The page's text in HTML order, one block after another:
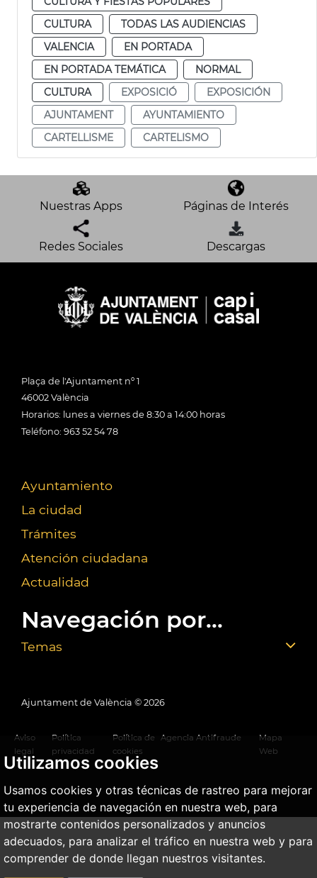
Utilizamos cookies
Usamos cookies y otras técnicas de rastreo para mejorar
tu experiencia de navegación en nuestra web, para
mostrarte contenidos personalizados y anuncios
adecuados, para analizar el tráfico en nuestra web y para
comprender de donde llegan nuestros visitantes.
CULTURA
TODAS LAS AUDIENCIAS
VALENCIA
EN PORTADA
EN PORTADA TEMÁTICA
NORMAL
CULTURA
EXPOSICIÓ
EXPOSICIÓN
AJUNTAMENT
AYUNTAMIENTO
CARTELLISME
CARTELISMO
Nuestras Apps Páginas de Interés
Redes Sociales Descargas
Plaça de l'Ajuntament nº 1
46002 València
Horarios: lunes a viernes de 8:30 a 14:00 horas
Teléfono: 963 52 54 78
Ayuntamiento
La ciudad
Trámites
Atención ciudadana
Actualidad
Navegación por...
Temas
Ajuntament de València © 2026
Aviso
legal
Política
privacidad
Política de
cookies
Agencia Antifraude
Mapa
Web